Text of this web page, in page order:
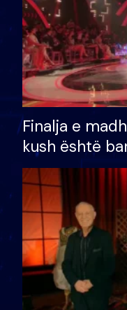
Finalja e
kush është
shtëpinë dhe
të fituar